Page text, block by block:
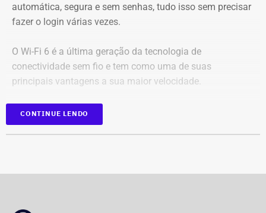
Captura de tela da publicação de André Janones, utilizado como prova na
representação de Alana Passos — Foto: Reprodução
Na representação, Alana Passos argumenta que, por se
tratar de um deputado federal e agente público, as
declarações extrapolam os limites da liberdade de
expressão e podem caracterizar, em tese, violação aos
artigos 286 e 287 do Código Penal, que tratam,
respectivamente, de incitação ao crime e apologia ao
O documento também cita a possibilidade de
aos deveres inerentes ao mandato parlamentar.
automática, segura e sem senhas, tudo isso sem precisar
fazer o login várias vezes.
O Wi-Fi 6 é a última geração da tecnologia de
conectividade sem fio e tem como uma de suas
principais vantagens a sua maior velocidade.
Com informações da coluna Capital, em “O Globo”.
CONTINUE LENDO